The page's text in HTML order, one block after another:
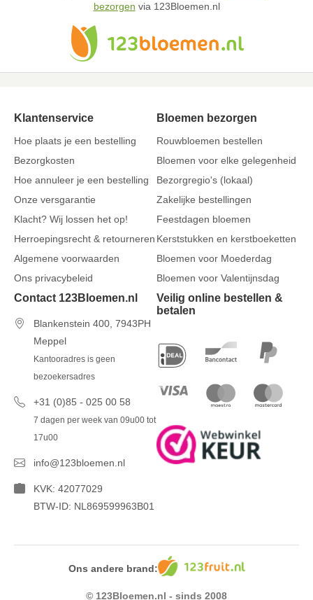
bezorgen via 123Bloemen.nl
Klantenservice
Hoe plaats je een bestelling
Bezorgkosten
Hoe annuleer je een bestelling
Onze versgarantie
Klacht? Wij lossen het op!
Herroepingsrecht & retourneren
Algemene voorwaarden
Ons privacybeleid
Bloemen bezorgen
Rouwbloemen bestellen
Bloemen voor elke gelegenheid
Bezorgregio's (lokaal)
Zakelijke bestellingen
Feestdagen bloemen
Kerststukken en kerstboeketten
Bloemen voor Moederdag
Bloemen voor Valentijnsdag
Contact 123Bloemen.nl
Blankenstein 400, 7943PH
Meppel
Kantooradres is geen
bezoekersadres
+31 (0)85 - 025 00 58
7 dagen per week van 09u00 tot
17u00
info@123bloemen.nl
KVK: 42077029
BTW-ID: NL869599963B01
Veilig online bestellen &
betalen
Ons andere brand:
© 123Bloemen.nl - sinds 2008